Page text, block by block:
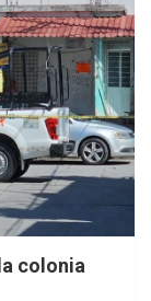
colonia